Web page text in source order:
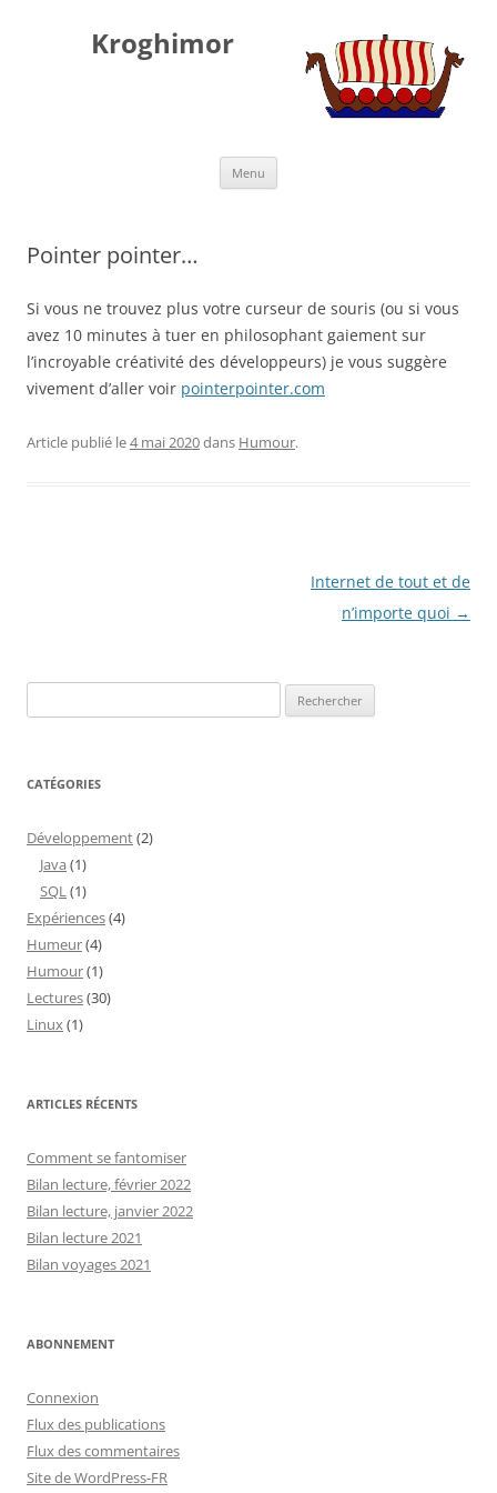
Kroghimor
Menu
Pointer pointer…
Si vous ne trouvez plus votre curseur de souris (ou si vous
avez 10 minutes à tuer en philosophant gaiement sur
l’incroyable créativité des développeurs) je vous suggère
vivement d’aller voir pointerpointer.com
Article publié le4 mai 2020dans Humour.
Internet de tout et de
n’importe quoi →
CATÉGORIES
Développement(2)
Java (1)
SQL(1)
Expériences(4)
Humeur(4)
Humour(1)
Lectures(30)
Linux(1)
ARTICLES RÉCENTS
Comment se fantomiser
Bilan lecture, février 2022
Bilan lecture, janvier 2022
Bilan lecture 2021
Bilan voyages 2021
ABONNEMENT
Connexion
Flux des publications
Flux des commentaires
Site de WordPress-FR